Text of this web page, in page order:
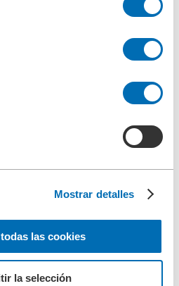
Mostrar detalles
las cookies
la selección